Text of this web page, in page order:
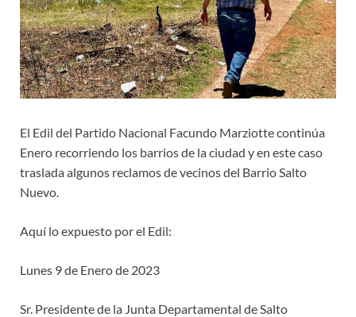
El Edil del Partido Nacional Facundo Marziotte continúa
Enero recorriendo los barrios de la ciudad y en este caso
traslada algunos reclamos de vecinos del Barrio Salto
Nuevo.
Aquí lo expuesto por el Edil:
Lunes 9 de Enero de 2023
Sr. Presidente de la Junta Departamental de Salto